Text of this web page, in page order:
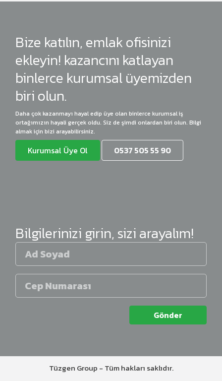
Bize katılın, emlak ofisinizi
ekleyin! kazancını katlayan
binlerce kurumsal üyemizden
biri olun.
Daha çok kazanmayı hayal edip üye olan binlerce kurumsal iş
ortağımızın hayali gerçek oldu. Siz de şimdi onlardan biri olun. Bilgi
almak için bizi arayabilirsiniz.
Kurumsal Üye Ol 0537 505 55 90
Bilgilerinizi girin, sizi arayalım!
Gönder
Tüzgen Group - Tüm hakları saklıdır.